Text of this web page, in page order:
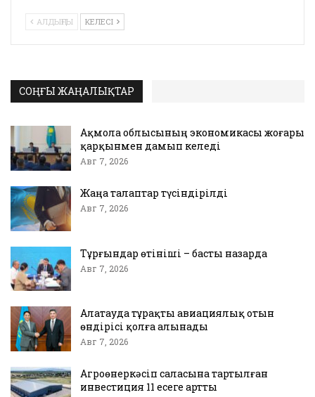
АЛДЫҢҒЫ КЕЛЕСІ
СОҢҒЫ ЖАҢАЛЫҚТАР
Ақмола облысының экономикасы жоғары
қарқынмен дамып келеді
Авг 7, 2026
Жаңа талаптар түсіндірілді
Авг 7, 2026
Тұрғындар өтініші – басты назарда
Авг 7, 2026
Алатауда тұрақты авиациялық отын
өндірісі қолға алынады
Авг 7, 2026
Агроөнеркәсіп саласына тартылған
инвестиция 11 есеге артты